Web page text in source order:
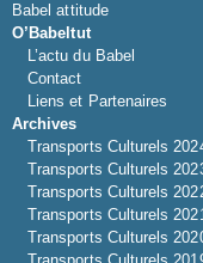
Babel attitude
O’Babeltut
L’actu du Babel
Contact
Liens et Partenaires
Archives
Transports Culturels
Transports Culturels
Transports Culturels
Transports Culturels
Transports Culturels